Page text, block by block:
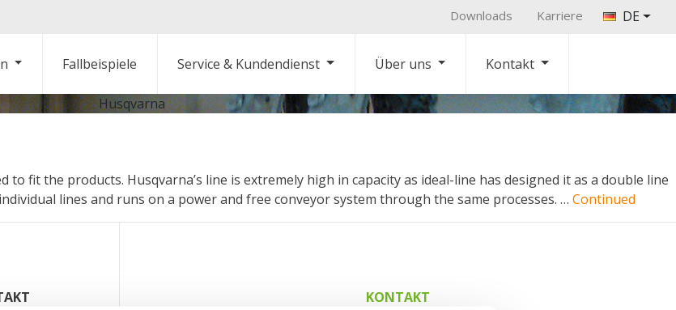
Downloads Karriere DE
Fallbeispiele Service & Kundendienst Über uns Kontakt
Husqvarna
fit the products. Husqvarna’s line is extremely high in capacity as ideal-line has designed it as a double line
lines and runs on a power and free conveyor system through the same processes. … Continued
KONTAKT